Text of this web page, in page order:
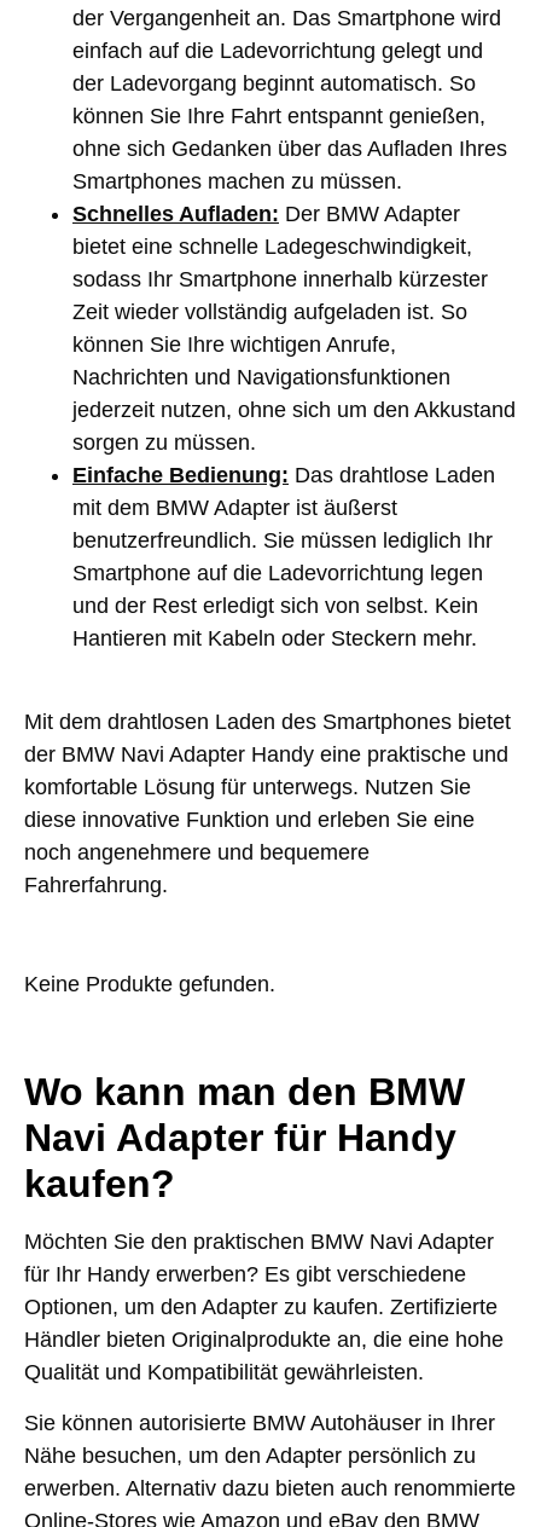
der Vergangenheit an. Das Smartphone wird
einfach auf die Ladevorrichtung gelegt und
der Ladevorgang beginnt automatisch. So
können Sie Ihre Fahrt entspannt genießen,
ohne sich Gedanken über das Aufladen Ihres
Smartphones machen zu müssen.
Schnelles Aufladen: Der BMW Adapter
bietet eine schnelle Ladegeschwindigkeit,
sodass Ihr Smartphone innerhalb kürzester
Zeit wieder vollständig aufgeladen ist. So
können Sie Ihre wichtigen Anrufe,
Nachrichten und Navigationsfunktionen
jederzeit nutzen, ohne sich um den Akkustand
sorgen zu müssen.
Einfache Bedienung: Das drahtlose Laden
mit dem BMW Adapter ist äußerst
benutzerfreundlich. Sie müssen lediglich Ihr
Smartphone auf die Ladevorrichtung legen
und der Rest erledigt sich von selbst. Kein
Hantieren mit Kabeln oder Steckern mehr.
Mit dem drahtlosen Laden des Smartphones bietet
der BMW Navi Adapter Handy eine praktische und
komfortable Lösung für unterwegs. Nutzen Sie
diese innovative Funktion und erleben Sie eine
noch angenehmere und bequemere
Fahrerfahrung.
Keine Produkte gefunden.
Wo kann man den BMW
Navi Adapter für Handy
kaufen?
Möchten Sie den praktischen BMW Navi Adapter
für Ihr Handy erwerben? Es gibt verschiedene
Optionen, um den Adapter zu kaufen. Zertifizierte
Händler bieten Originalprodukte an, die eine hohe
Qualität und Kompatibilität gewährleisten.
Sie können autorisierte BMW Autohäuser in Ihrer
Nähe besuchen, um den Adapter persönlich zu
erwerben. Alternativ dazu bieten auch renommierte
Online-Stores wie Amazon und eBay den BMW